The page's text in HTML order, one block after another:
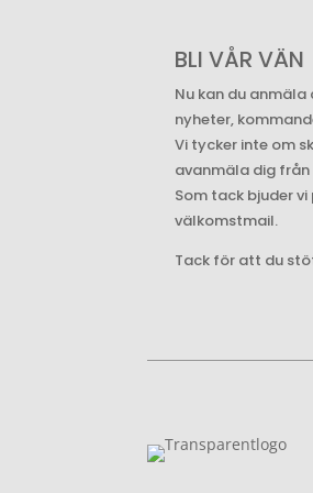
BLI VÅR VÄN
Nu kan du
nyheter,
Vi tycker inte om
avanmäla dig från
Som tack bjuder
välkomstmail.
Tack för att du